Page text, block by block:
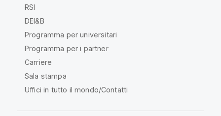
RSI
DEI&B
Programma per universitari
Programma per i partner
Carriere
Sala stampa
Uffici in tutto il mondo/Contatti